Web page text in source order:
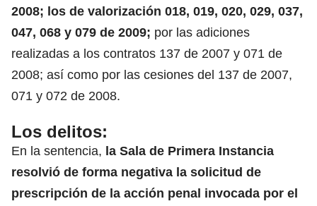
2008; los de valorización 018, 019, 020, 029, 037,
047, 068 y 079 de 2009; por las adiciones
realizadas a los contratos 137 de 2007 y 071 de
2008; así como por las cesiones del 137 de 2007,
071 y 072 de 2008.
Los delitos:
En la sentencia, la Sala de Primera Instancia
resolvió de forma negativa la solicitud de
prescripción de la acción penal invocada por el